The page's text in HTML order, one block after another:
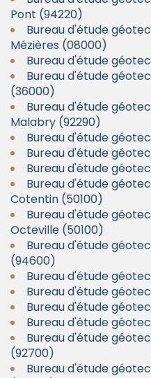
Pont (94220)
Bureau d'étude
Mézières (08000)
Bureau d'étude
Bureau d'étude
(36000)
Bureau d'étude
Malabry (92290)
Bureau d'étude
Bureau d'étude
Bureau d'étude
Bureau d'étude
Cotentin (50100)
Bureau d'étude
Octeville (50100)
Bureau d'étude
(94600)
Bureau d'étude
Bureau d'étude
Bureau d'étude
Bureau d'étude
Bureau d'étude
(92700)
Bureau d'étude